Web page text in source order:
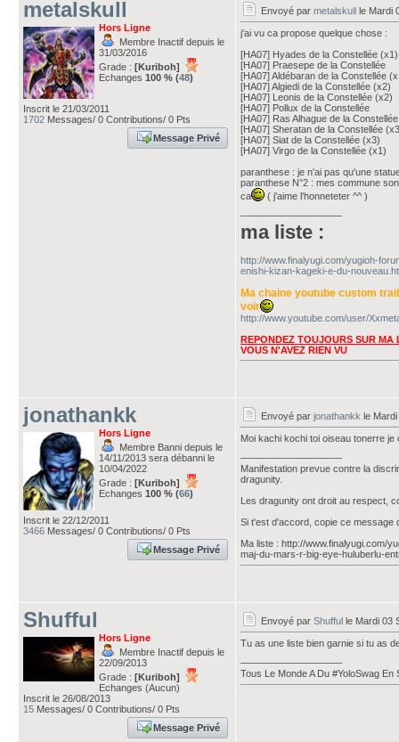
metalskull
Hors Ligne
Membre Inactif depuis le
31/03/2016
Grade : [Kuriboh]
Echanges 100 % (48)
Inscrit le 21/03/2011
1702 Messages/ 0 Contributions/ 0 Pts
Message Privé
Envoyé par metalskull le Mardi
j'ai vu ca propose quelque chose :
[HA07] Hyades de la Constellée (x1)
[HA07] Praesepe de la Constellée
[HA07] Aldébaran de la Constellée
[HA07] Algiedi de la Constellée (x2)
[HA07] Leonis de la Constellée (x2)
[HA07] Pollux de la Constellée
[HA07] Ras Alhague de la
[HA07] Sheratan de la Constellée
[HA07] Siat de la Constellée (x3)
[HA07] Virgo de la Constellée (x1)
paranthese : je n'ai pas qu'une
paranthese N°2 : mes commune
ca
( j'aime l'honneteter ^^ )
ma liste :
http://www.finalyugi.com/yugioh-
enishi-kizan-kageki-e-du-
Ma chaine youtube custom
voir
http://www.youtube.com/user/
REPONDEZ TOUJOURS SUR MA
VOUS N'AVEZ RIEN VU
jonathankk
Hors Ligne
Membre Banni depuis le
14/11/2013 sera débanni le
10/04/2022
Grade : [Kuriboh]
Echanges 100 % (66)
Inscrit le 22/12/2011
3466 Messages/ 0 Contributions/ 0 Pts
Message Privé
Envoyé par jonathankk le
Moi kachi kochi toi oiseau tonerre je
Manifestation prevue contre la
dragunity.
Les dragunity ont droit au respect,
Si t'est d'accord, copie ce message
Ma liste : http://www.finalyugi.com/
maj-du-mars-r-big-eye-huluberlu-
Shufful
Hors Ligne
Membre Inactif depuis le
22/09/2013
Grade : [Kuriboh]
Echanges (Aucun)
Inscrit le 26/08/2013
15 Messages/ 0 Contributions/ 0 Pts
Message Privé
Envoyé par Shufful le Mardi 03
Tu as une liste bien garnie si tu as
Tous Le Monde A Du #YoloSwag En